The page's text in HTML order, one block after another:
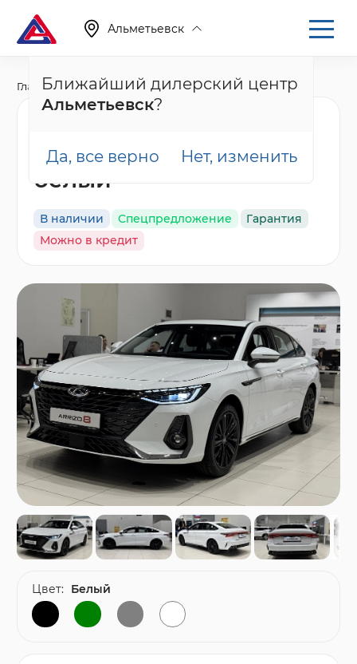
Альметьевск
Ближайший дилерский центр
Альметьевск?
Да, все верно Нет, изменить
Главная Каталог Новые автомобили Arrizo 8
Черный / Ultra Black,
белый
В наличии Спецпредложение
Гарантия
Можно в кредит
Цвет: Белый